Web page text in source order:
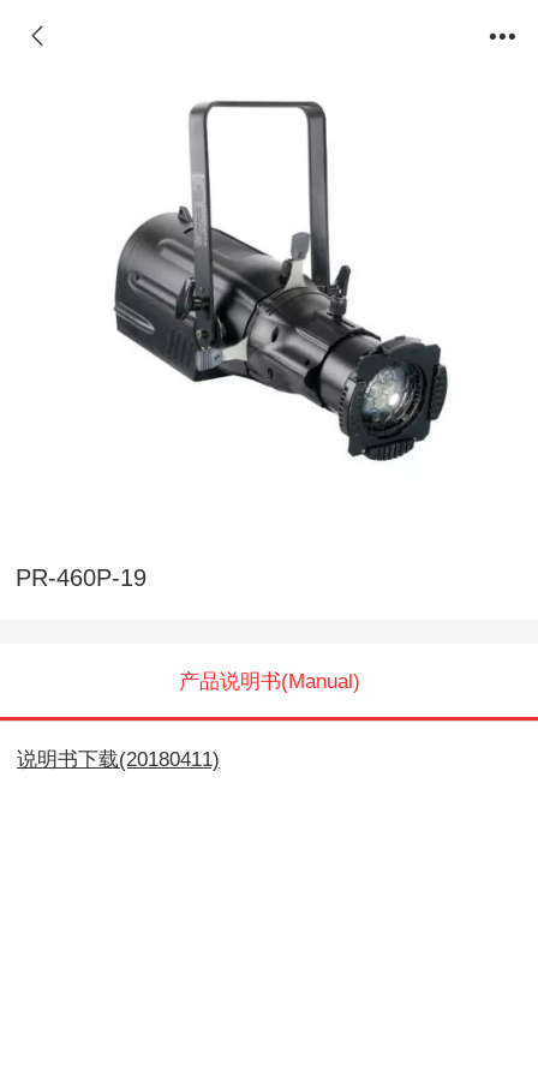
PR-460P-19
产品说明书(Manual)
说明书下载(20180411)